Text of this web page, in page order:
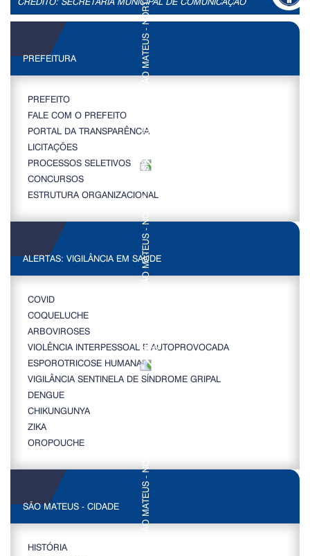
PREFEITURA
PREFEITO
FALE COM O PREFEITO
PORTAL DA TRANSPARÊNCIA
LICITAÇÕES
PROCESSOS SELETIVOS
CONCURSOS
ESTRUTURA ORGANIZACIONAL
ALERTAS: VIGILÂNCIA EM SAÚDE
COVID
COQUELUCHE
ARBOVIROSES
VIOLÊNCIA INTERPESSOAL E AUTOPROVOCADA
ESPOROTRICOSE HUMANA
VIGILÂNCIA SENTINELA DE SÍNDROME GRIPAL
DENGUE
CHIKUNGUNYA
ZIKA
OROPOUCHE
SÃO MATEUS - CIDADE
HISTÓRIA